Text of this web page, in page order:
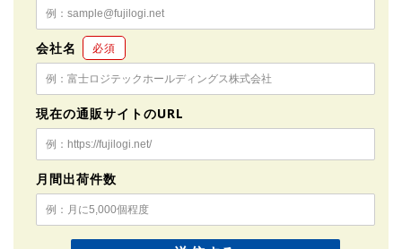
会社名 必須
現在の通販サイトのURL
月間出荷件数